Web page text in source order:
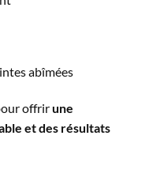
abîmées
offrirune
et des résultats